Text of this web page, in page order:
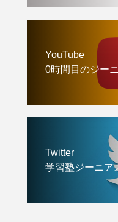
YouTube
0時間目のジー
Twitter
学習塾ジーニア